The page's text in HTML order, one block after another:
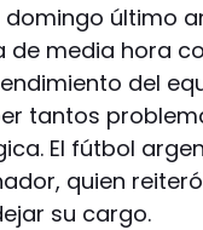
último
media hora
del
tantos
El fútbol
quien
su cargo.